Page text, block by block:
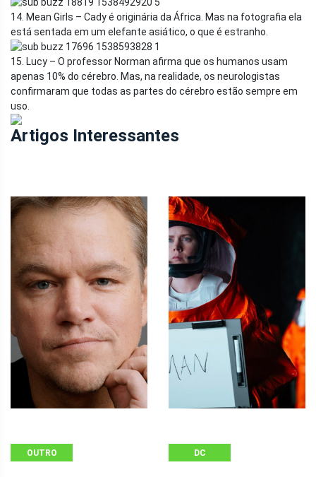
14. Mean Girls – Cady é originária da África. Mas na fotografia ela
está sentada em um elefante asiático, o que é estranho.
15. Lucy – O professor Norman afirma que os humanos usam
apenas 10% do cérebro. Mas, na realidade, os neurologistas
confirmaram que todas as partes do cérebro estão sempre em
uso.
Artigos Interessantes
OUTRO DC